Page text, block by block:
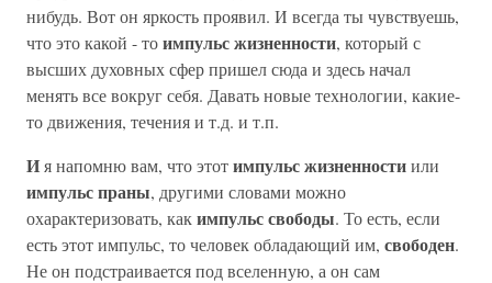
нибудь. Вот он яркость проявил. И всегда ты чувствуешь,
что это какой - тоимпульс жизненности, который с
высших духовных сфер пришел сюда и здесь начал
менять все вокруг себя. Давать новые технологии, какие-
то движения, течения и т.д. и т.п.
Ия напомню вам, что этотимпульс жизненностиили
импульс праны, другими словами можно
охарактеризовать, какимпульс свободы. То есть, если
есть этот импульс, то человек обладающий им, свободен.
Не он подстраивается под вселенную, а он сам